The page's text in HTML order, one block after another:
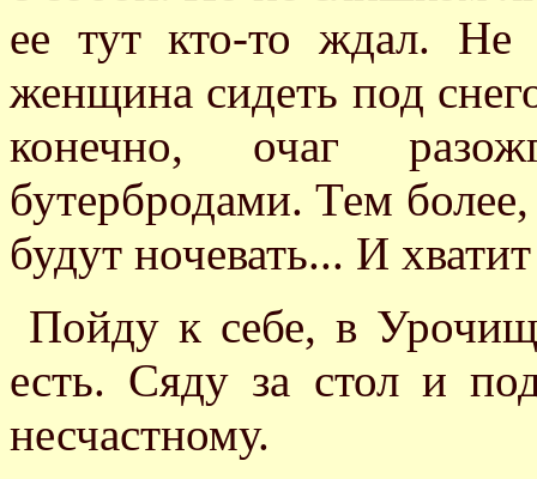
ее тут кто-то ждал. Не
женщина сидеть под
конечно, очаг
бутербродами. Тем
будут ночевать... И
Пойду к себе, в
есть. Сяду за стол и
несчастному.